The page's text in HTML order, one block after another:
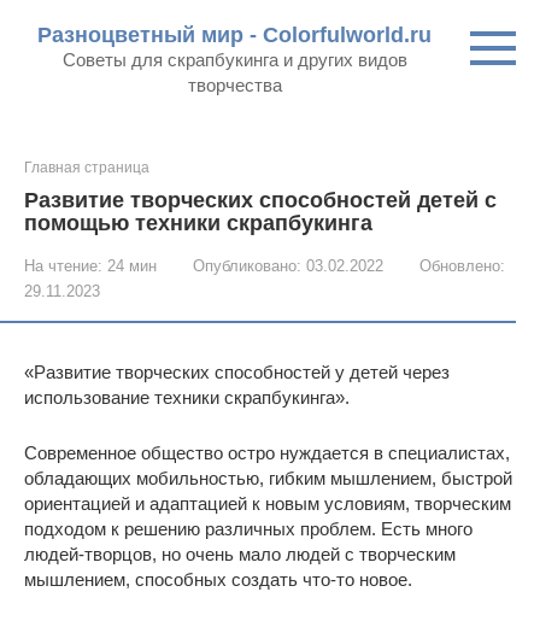
контенту
Разноцветный мир - Colorfulworld.ru
Советы для скрапбукинга и других видов
творчества
Главная страница
Развитие творческих способностей детей с
помощью техники скрапбукинга
На чтение: 24 мин Опубликовано: 03.02.2022
Обновлено:
29.11.2023
«Развитие творческих способностей у детей через
использование техники скрапбукинга».
Современное общество остро нуждается в специалистах,
обладающих мобильностью, гибким мышлением, быстрой
ориентацией и адаптацией к новым условиям, творческим
подходом к решению различных проблем. Есть много
людей-творцов, но очень мало людей с творческим
мышлением, способных создать что-то новое.